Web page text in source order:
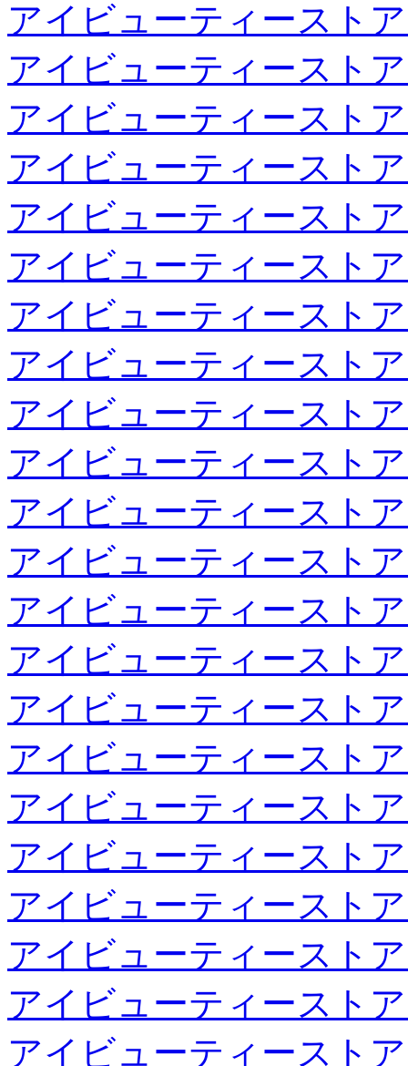
アイビューティースト
アイビューティースト
アイビューティースト
アイビューティースト
アイビューティースト
アイビューティースト
アイビューティースト
アイビューティースト
アイビューティースト
アイビューティースト
アイビューティースト
アイビューティースト
アイビューティースト
アイビューティースト
アイビューティースト
アイビューティースト
アイビューティースト
アイビューティースト
アイビューティースト
アイビューティースト
アイビューティースト
アイビューティースト